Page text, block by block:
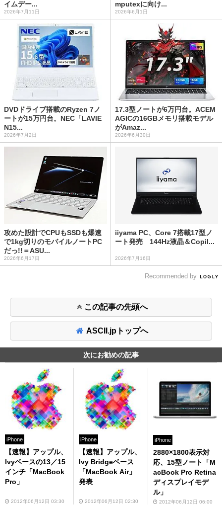
イムデー...
2026年7月11日
mputexに向け...
2026年6月1日
DVDドライブ搭載のRyzen 7ノ
ートが15万円台。NEC「LAVIE
N15...
2026年7月2日
17.3型ノートが6万円台。ACEM
AGICの16GBメモリ搭載モデル
がAmaz...
2026年6月30日
攻めた設計でCPUもSSDも爆速
で1kg切りのモバイルノートPC
だっ!!＝ASU...
2026年6月17日
iiyama PC、Core 7搭載17型ノ
ート発売 144Hz液晶＆Copil...
2026年7月16日
Recommended by
この記事の先頭へ
ASCII.jpトップへ
次にお勧めの記事
iPhone
【速報】アップル、
Ivyベースの13／15
インチ「MacBook
Pro」
2012年06月12日 03:30
iPhone
【速報】アップル、
Ivy Bridgeベース
「MacBook Air」
発表
2012年06月12日 02:30
iPhone
2880×1800表示対
応、15型ノート「M
acBook Pro Retina
ディスプレイモデ
ル」
2012年06月12日 06:00